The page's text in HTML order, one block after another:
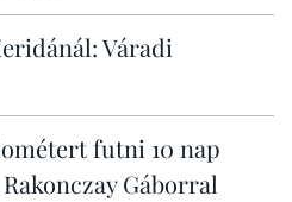
Váradi
futni 10 nap
Gáborral